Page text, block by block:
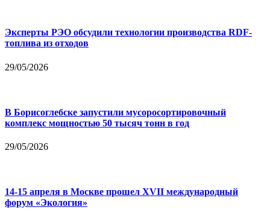
Эксперты РЭО обсудили технологии производства RDF-
топлива из отходов
29/05/2026
В Борисоглебске запустили мусоросортировочный
комплекс мощностью 50 тысяч тонн в год
29/05/2026
14-15 апреля в Москве прошел XVII международный
форум «Экология»